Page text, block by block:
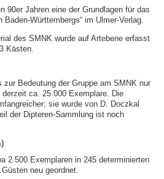
90er Jahren eine der Grundlagen für das
Württembergs“ im Ulmer-Verlag.
des SMNK wurde auf Artebene erfasst
Kästen.
Bedeutung der Gruppe am SMNK nur
ca. 25.000 Exemplare. Die
sie wurde von D. Doczkal
der Dipteren-Sammlung ist noch
2.500 Exemplaren in 245 determinierten
neu geordnet.